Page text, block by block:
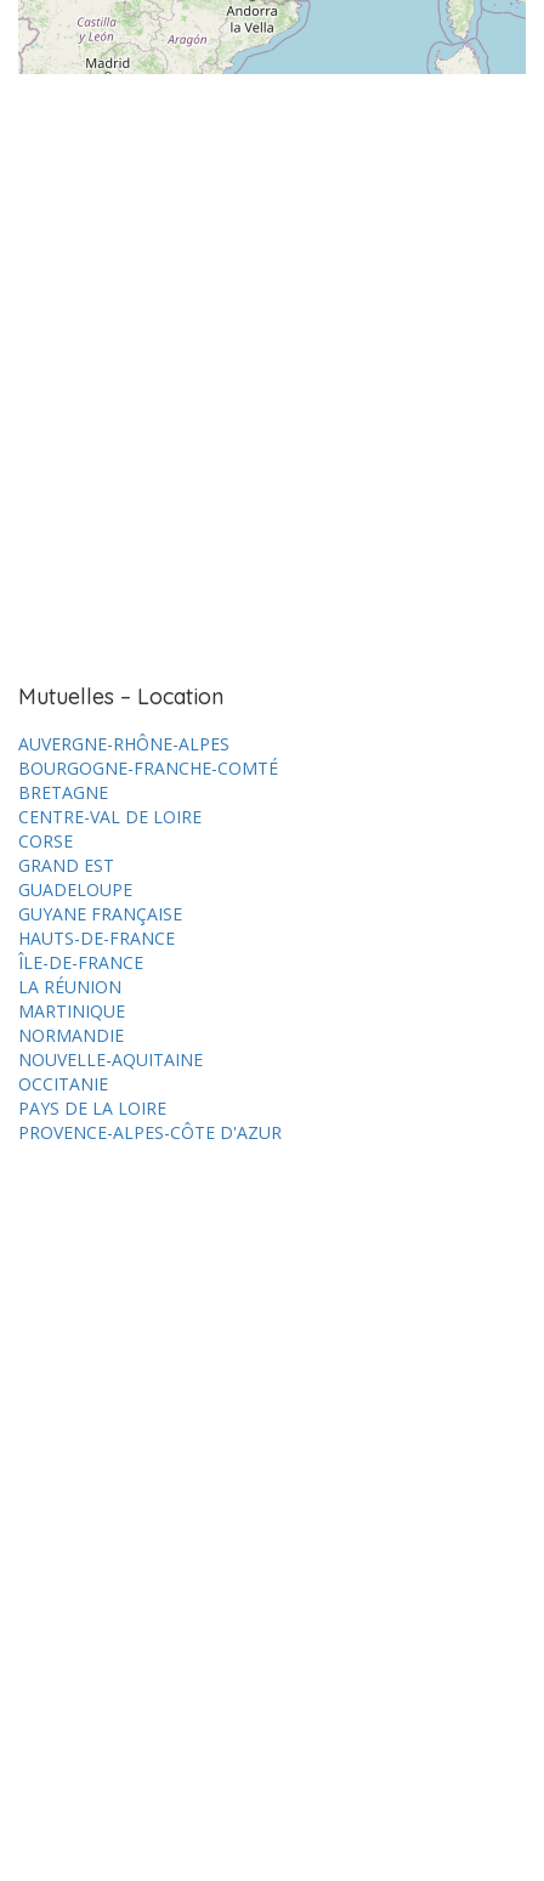
Mutuelles – Location
AUVERGNE-RHÔNE-ALPES
BOURGOGNE-FRANCHE-COMTÉ
BRETAGNE
CENTRE-VAL DE LOIRE
CORSE
GRAND EST
GUADELOUPE
GUYANE FRANÇAISE
HAUTS-DE-FRANCE
ÎLE-DE-FRANCE
LA RÉUNION
MARTINIQUE
NORMANDIE
NOUVELLE-AQUITAINE
OCCITANIE
PAYS DE LA LOIRE
PROVENCE-ALPES-CÔTE D'AZUR